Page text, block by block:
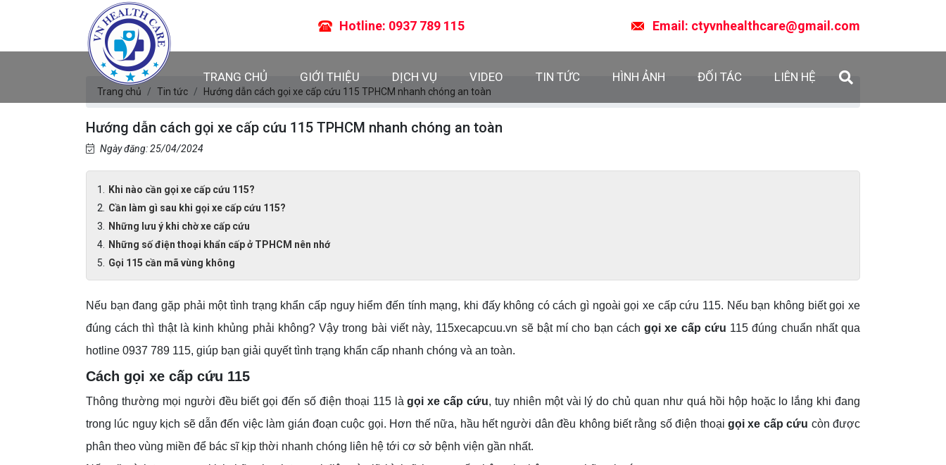
Hotline: 0937 789 115 Email: ctyvnhealthcare@gmail.com
TRANG CHỦ GIỚI THIỆU DỊCH VỤ VIDEO TIN TỨC HÌNH ẢNH ĐỐI TÁC LIÊN HỆ
Trang chủ Tin tức Hướng dẫn cách gọi xe cấp cứu 115 TPHCM nhanh chóng an toàn
Hướng dẫn cách gọi xe cấp cứu 115 TPHCM nhanh chóng an toàn
Ngày đăng: 25/04/2024
Khi nào cần gọi xe cấp cứu 115?
Cần làm gì sau khi gọi xe cấp cứu 115?
Những lưu ý khi chờ xe cấp cứu
Những số điện thoại khẩn cấp ở TPHCM nên nhớ
Gọi 115 cần mã vùng không
Nếu bạn đang gặp phải một tình trạng khẩn cấp nguy hiểm đến tính mạng, khi đấy không có cách gì ngoài gọi xe cấp cứu 115. Nếu bạn không biết gọi xe
đúng cách thì thật là kinh khủng phải không? Vậy trong bài viết này, 115xecapcuu.vn sẽ bật mí cho bạn cáchgọi xe cấp cứu 115 đúng chuẩn nhất qua
hotline 0937 789 115, giúp bạn giải quyết tình trạng khẩn cấp nhanh chóng và an toàn.
Cách gọi xe cấp cứu 115
Thông thường mọi người đều biết gọi đến số điện thoại 115 làgọi xe cấp cứu, tuy nhiên một vài lý do chủ quan như quá hồi hộp hoặc lo lắng khi đang
trong lúc nguy kịch sẽ dẫn đến việc làm gián đoạn cuộc gọi. Hơn thế nữa, hầu hết người dân đều không biết rằng số điện thoại gọi xe cấp cứu còn được
phân theo vùng miền để bác sĩ kịp thời nhanh chóng liên hệ tới cơ sở bệnh viện gần nhất.